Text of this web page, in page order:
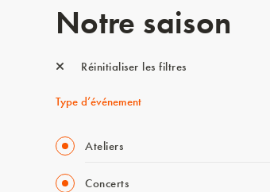
Notre saison
Réinitialiser les filtres
Type d’événement
Ateliers
Concerts